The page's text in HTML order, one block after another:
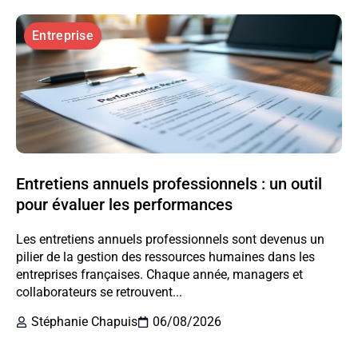
Entreprise
Entretiens annuels professionnels : un outil
pour évaluer les performances
Les entretiens annuels professionnels sont devenus un
pilier de la gestion des ressources humaines dans les
entreprises françaises. Chaque année, managers et
collaborateurs se retrouvent...
Stéphanie Chapuis
06/08/2026